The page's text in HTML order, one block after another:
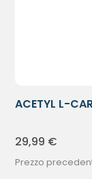
ACETYL L-
29,99 €
Prezzo